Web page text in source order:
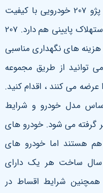
استقبال بالایی مواجه شده است. پژو 207 خودرویی با کیفیت
بالا و مصرف سوخت کم است و استهلاک پایینی هم دارد. 207
های نگهداری مناسبی
دارد. برای خرید اقساطی 207 می توانید از طریق مجموعه
می کنند ، اقدام کنید.
اقساطی 207 بر اساس مدل خودرو و شرایط
گرفته می شود. خودرو های
هستند اما خودرو های
ساخت هر یک دارای
شرایط اقساط در